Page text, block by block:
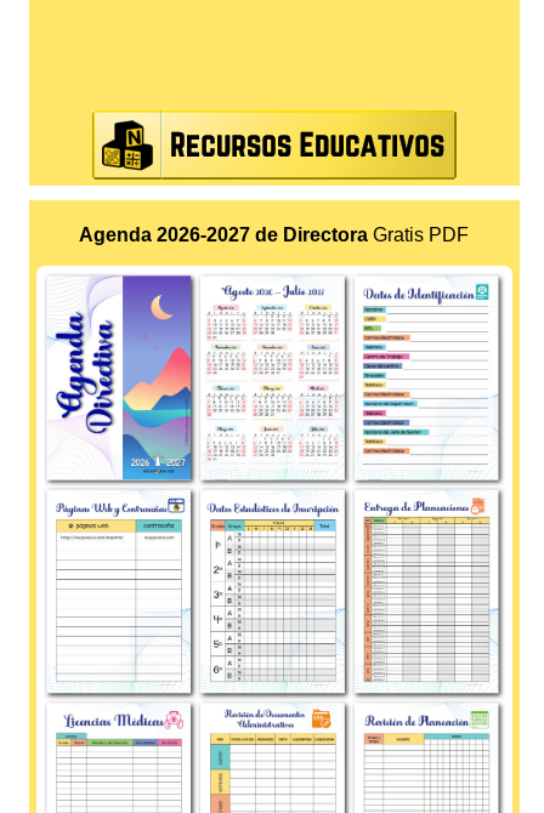
Agenda 2026-2027 de Directora Gratis PDF